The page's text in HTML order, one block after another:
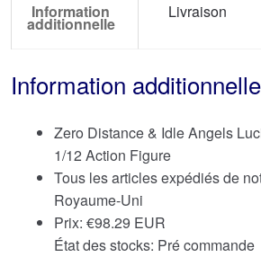
Information
additionnelle
Livraison
Information additionnelle
Zero Distance & Idle Angels
1/12 Action Figure
Tous les articles expédiés de
Royaume-Uni
Prix: €98.29 EUR
État des stocks: Pré commande